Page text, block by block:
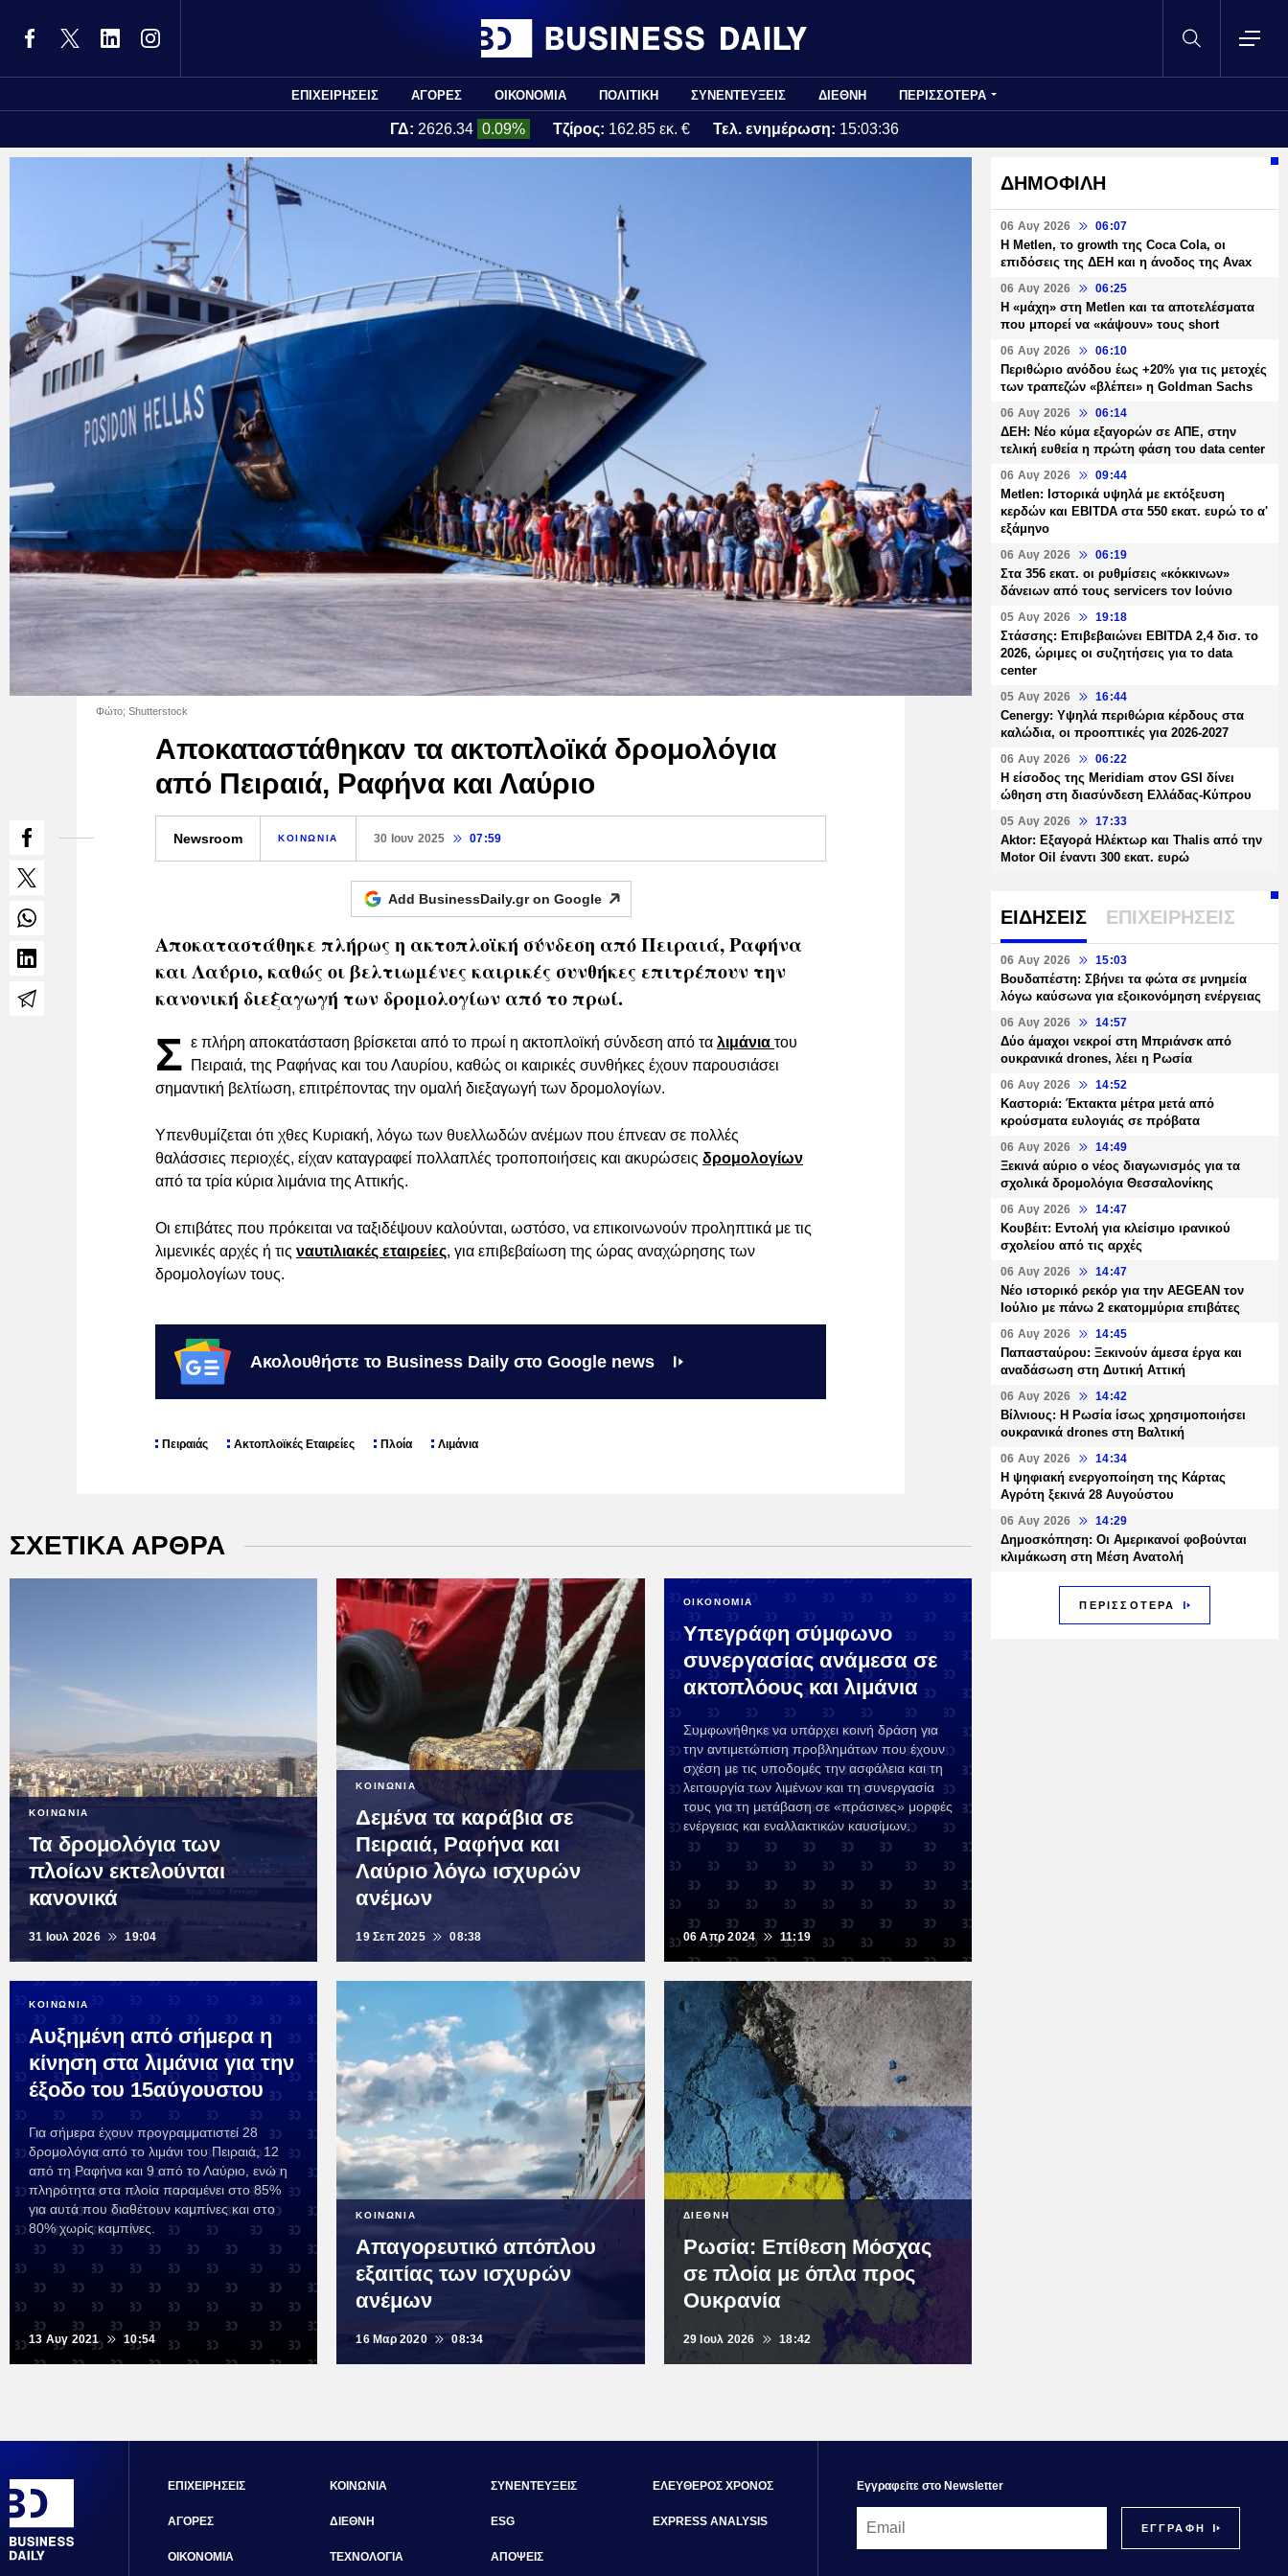
ΕΠΙΧΕΙΡΗΣΕΙΣ ΑΓΟΡΕΣ ΟΙΚΟΝΟΜΙΑ ΠΟΛΙΤΙΚΗ ΣΥΝΕΝΤΕΥΞΕΙΣ ΔΙΕΘΝΗ ΠΕΡΙΣΣΟΤΕΡΑ
ΓΔ: 2626.34 0.09% Τζίρος: 162.85 εκ. € Τελ. ενημέρωση: 15:03:36
Φώτο; Shutterstock
Αποκαταστάθηκαν τα ακτοπλοϊκά δρομολόγια
από Πειραιά, Ραφήνα και Λαύριο
Newsroom ΚΟΙΝΩΝΙΑ 30 Ιουν 2025 07:59
Add BusinessDaily.gr on Google
Αποκαταστάθηκε πλήρως η ακτοπλοϊκή σύνδεση από Πειραιά, Ραφήνα
και Λαύριο, καθώς οι βελτιωμένες καιρικές συνθήκες επιτρέπουν την
κανονική διεξαγωγή των δρομολογίων από το πρωί.
Σ ε πλήρη αποκατάσταση βρίσκεται από το πρωί η ακτοπλοϊκή σύνδεση από τα λιμάνια του
Πειραιά, της Ραφήνας και του Λαυρίου, καθώς οι καιρικές συνθήκες έχουν παρουσιάσει
σημαντική βελτίωση, επιτρέποντας την ομαλή διεξαγωγή των δρομολογίων.
Υπενθυμίζεται ότι χθες Κυριακή, λόγω των θυελλωδών ανέμων που έπνεαν σε πολλές
θαλάσσιες περιοχές, είχαν καταγραφεί πολλαπλές τροποποιήσεις και ακυρώσεις δρομολογίων
από τα τρία κύρια λιμάνια της Αττικής.
Οι επιβάτες που πρόκειται να ταξιδέψουν καλούνται, ωστόσο, να επικοινωνούν προληπτικά με τις
λιμενικές αρχές ή τις ναυτιλιακές εταιρείες, για επιβεβαίωση της ώρας αναχώρησης των
δρομολογίων τους.
Ακολουθήστε το Business Daily στο Google news
Πειραιάς Ακτοπλοϊκές Εταιρείες Πλοία Λιμάνια
ΣΧΕΤΙΚΑ ΑΡΘΡΑ
ΚΟΙΝΩΝΙΑ
Τα δρομολόγια των
πλοίων εκτελούνται
κανονικά
31 Ιουλ 2026 19:04
ΚΟΙΝΩΝΙΑ
Δεμένα τα καράβια σε
Πειραιά, Ραφήνα και
Λαύριο λόγω ισχυρών
ανέμων
19 Σεπ 2025 08:38
ΟΙΚΟΝΟΜΙΑ
Υπεγράφη σύμφωνο
συνεργασίας ανάμεσα σε
ακτοπλόους και λιμάνια
Συμφωνήθηκε να υπάρχει κοινή δράση για
την αντιμετώπιση προβλημάτων που έχουν
σχέση με τις υποδομές την ασφάλεια και τη
λειτουργία των λιμένων και τη συνεργασία
τους για τη μετάβαση σε «πράσινες» μορφές
ενέργειας και εναλλακτικών καυσίμων.
06 Απρ 2024 11:19
ΚΟΙΝΩΝΙΑ
Αυξημένη από σήμερα η
κίνηση στα λιμάνια για την
έξοδο του 15αύγουστου
Για σήμερα έχουν προγραμματιστεί 28
δρομολόγια από το λιμάνι του Πειραιά, 12
από τη Ραφήνα και 9 από το Λαύριο, ενώ η
πληρότητα στα πλοία παραμένει στο 85%
για αυτά που διαθέτουν καμπίνες και στο
80% χωρίς καμπίνες.
13 Αυγ 2021 10:54
ΚΟΙΝΩΝΙΑ
Απαγορευτικό απόπλου
εξαιτίας των ισχυρών
ανέμων
16 Μαρ 2020 08:34
ΔΙΕΘΝΗ
Ρωσία: Επίθεση Μόσχας
σε πλοία με όπλα προς
Ουκρανία
29 Ιουλ 2026 18:42
ΔΗΜΟΦΙΛΗ
06 Αυγ 2026 06:07
H Metlen, το growth της Coca Cola, οι
επιδόσεις της ΔΕΗ και η άνοδος της Avax
06 Αυγ 2026 06:25
H «μάχη» στη Metlen και τα αποτελέσματα
που μπορεί να «κάψουν» τους short
06 Αυγ 2026 06:10
Περιθώριο ανόδου έως +20% για τις μετοχές
των τραπεζών «βλέπει» η Goldman Sachs
06 Αυγ 2026 06:14
ΔΕΗ: Νέο κύμα εξαγορών σε ΑΠΕ, στην
τελική ευθεία η πρώτη φάση του data center
06 Αυγ 2026 09:44
Metlen: Ιστορικά υψηλά με εκτόξευση
κερδών και EBITDA στα 550 εκατ. ευρώ το α'
εξάμηνο
06 Αυγ 2026 06:19
Στα 356 εκατ. οι ρυθμίσεις «κόκκινων»
δάνειων από τους servicers τον Ιούνιο
05 Αυγ 2026 19:18
Στάσσης: Επιβεβαιώνει EBITDA 2,4 δισ. το
2026, ώριμες οι συζητήσεις για το data
center
05 Αυγ 2026 16:44
Cenergy: Υψηλά περιθώρια κέρδους στα
καλώδια, οι προοπτικές για 2026-2027
06 Αυγ 2026 06:22
Η είσοδος της Meridiam στον GSI δίνει
ώθηση στη διασύνδεση Ελλάδας-Κύπρου
05 Αυγ 2026 17:33
Aktor: Εξαγορά Ηλέκτωρ και Thalis από την
Motor Oil έναντι 300 εκατ. ευρώ
ΕΙΔΗΣΕΙΣ ΕΠΙΧΕΙΡΗΣΕΙΣ
06 Αυγ 2026 15:03
Βουδαπέστη: Σβήνει τα φώτα σε μνημεία
λόγω καύσωνα για εξοικονόμηση ενέργειας
06 Αυγ 2026 14:57
Δύο άμαχοι νεκροί στη Μπριάνσκ από
ουκρανικά drones, λέει η Ρωσία
06 Αυγ 2026 14:52
Καστοριά: Έκτακτα μέτρα μετά από
κρούσματα ευλογιάς σε πρόβατα
06 Αυγ 2026 14:49
Ξεκινά αύριο ο νέος διαγωνισμός για τα
σχολικά δρομολόγια Θεσσαλονίκης
06 Αυγ 2026 14:47
Κουβέιτ: Εντολή για κλείσιμο ιρανικού
σχολείου από τις αρχές
06 Αυγ 2026 14:47
Νέο ιστορικό ρεκόρ για την AEGEAN τον
Ιούλιο με πάνω 2 εκατομμύρια επιβάτες
06 Αυγ 2026 14:45
Παπασταύρου: Ξεκινούν άμεσα έργα και
αναδάσωση στη Δυτική Αττική
06 Αυγ 2026 14:42
Βίλνιους: Η Ρωσία ίσως χρησιμοποιήσει
ουκρανικά drones στη Βαλτική
06 Αυγ 2026 14:34
Η ψηφιακή ενεργοποίηση της Κάρτας
Αγρότη ξεκινά 28 Αυγούστου
06 Αυγ 2026 14:29
Δημοσκόπηση: Οι Αμερικανοί φοβούνται
κλιμάκωση στη Μέση Ανατολή
ΠΕΡΙΣΣΟΤΕΡΑ
ΕΠΙΧΕΙΡΗΣΕΙΣ
ΑΓΟΡΕΣ
ΟΙΚΟΝΟΜΙΑ
ΚΟΙΝΩΝΙΑ
ΔΙΕΘΝΗ
ΤΕΧΝΟΛΟΓΙΑ
ΣΥΝΕΝΤΕΥΞΕΙΣ
ESG
ΑΠΟΨΕΙΣ
ΕΛΕΥΘΕΡΟΣ ΧΡΟΝΟΣ
EXPRESS ANALYSIS
Εγγραφεiτε στο Newsletter